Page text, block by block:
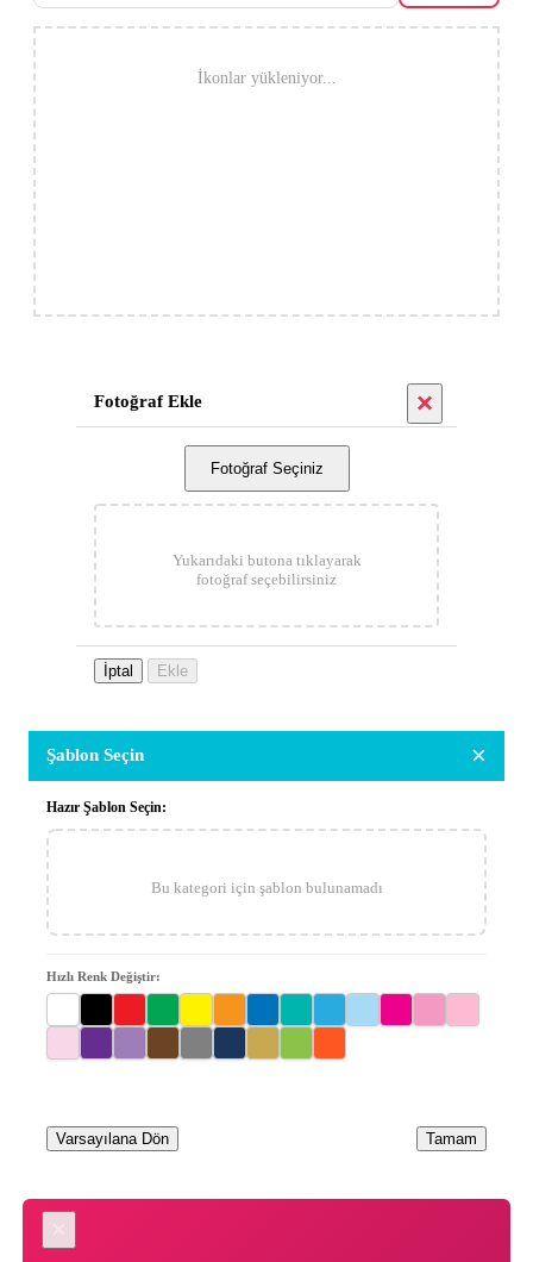
İkonlar yükleniyor...
Fotoğraf Ekle ×
Fotoğraf Seçiniz
Yukarıdaki butona tıklayarak
fotoğraf seçebilirsiniz
İptal Ekle
Şablon Seçin ×
Hazır Şablon Seçin:
Bu kategori için şablon bulunamadı
Hızlı Renk Değiştir:
Varsayılana Dön Tamam